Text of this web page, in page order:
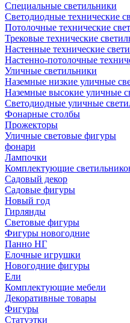
Специальные светильники
Светодиодные технические
Потолочные технические
Трековые технические
Настенные технические
Настенно-потолочные
Уличные светильники
Наземные низкие уличные
Наземные высокие уличные
Светодиодные уличные
Фонарные столбы
Прожекторы
Уличные световые фигуры
фонари
Лампочки
Комплектующие
Садовый декор
Садовые фигуры
Новый год
Гирлянды
Световые фигуры
Фигуры новогодние
Панно НГ
Елочные игрушки
Новогодние фигуры
Ели
Комплектующие мебели
Декоративные товары
Фигуры
Статуэтки